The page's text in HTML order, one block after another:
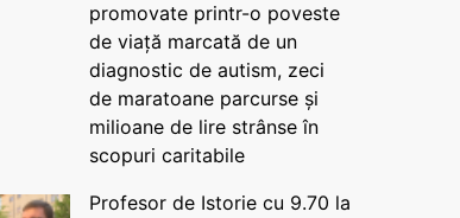
promovate printr-o poveste
de viață marcată de un
diagnostic de autism, zeci
de maratoane parcurse și
milioane de lire strânse în
scopuri caritabile
Profesor de Istorie cu 9.70 la